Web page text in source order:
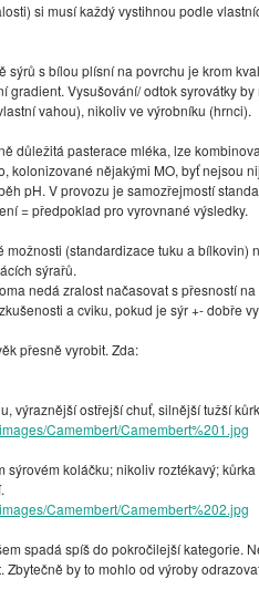
si musí každý vystihnou podle
sýrů s bílou plísní na povrchu je krom
gradient. Vysušování/ odtok syrovátky
vahou), nikoliv ve výrobníku (hrnci).
důležitá pasterace mléka, lze
kolonizované nějakými MO, byť nejsou
pH. V provozu je samozřejmostí
= předpoklad pro vyrovnané výsledky.
možnosti (standardizace tuku a bílkovin)
sýrařů.
nedá zralost načasovat s přesností
a cviku, pokud je sýr +- dobře
přesně vyrobit. Zda:
výraznější ostřejší chuť, silnější tužší
Camembert/Camembert%201.jpg
sýrovém koláčku; nikoliv roztékavý;
Camembert/Camembert%202.jpg
spadá spíš do pokročilejší kategorie.
by to mohlo od výroby